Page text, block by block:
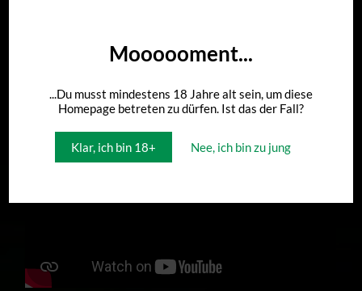
Moooooment...
...Du musst mindestens 18 Jahre alt sein, um diese
Homepage betreten zu dürfen. Ist das der Fall?
Klar, ich bin 18+ Nee, ich bin zu jung
Deutschen Hanfverband – und reagierte nun mit dem
bayerischen Verfassungsgericht.